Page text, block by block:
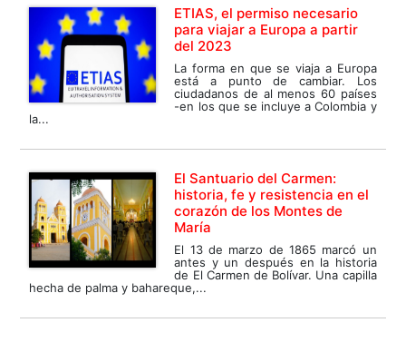
ETIAS, el permiso necesario
para viajar a Europa a partir
del 2023
La forma en que se viaja a Europa
está a punto de cambiar. Los
ciudadanos de al menos 60 países
-en los que se incluye a Colombia y
la...
El Santuario del Carmen:
historia, fe y resistencia en el
corazón de los Montes de
María
El 13 de marzo de 1865 marcó un
antes y un después en la historia
de El Carmen de Bolívar. Una capilla
hecha de palma y bahareque,...